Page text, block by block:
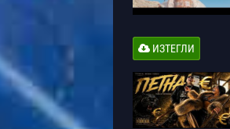
ИЗТЕГЛИ